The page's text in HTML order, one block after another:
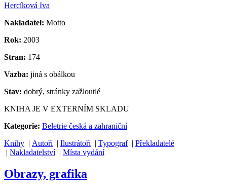
Hercíková Iva
Nakladatel: Motto
Rok: 2003
Stran: 174
Vazba: jiná s obálkou
Stav: dobrý, stránky zažloutlé
KNIHA JE V EXTERNÍM SKLADU
Kategorie: Beletrie česká a zahraniční
Knihy | Autoři | Ilustrátoři | Typograf| Překladatelé
| Nakladatelství| Místa vydání
Obrazy, grafika